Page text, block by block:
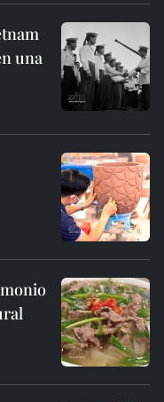
una